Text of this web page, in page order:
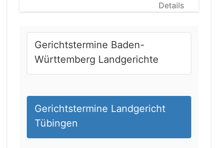
Details
Gerichtstermine Baden-
Württemberg Landgerichte
Gerichtstermine Landgericht
Tübingen